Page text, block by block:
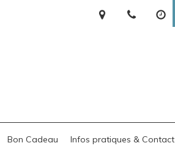
Bon Cadeau Infos pratiques & Contact